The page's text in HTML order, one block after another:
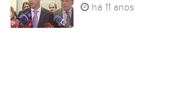
há 11 anos